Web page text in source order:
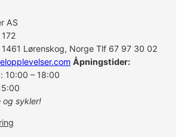
AS
1461 Lørenskog, Norge Tlf 67 97 30 02
Åpningstider:
10:00 – 18:00
og sykler!